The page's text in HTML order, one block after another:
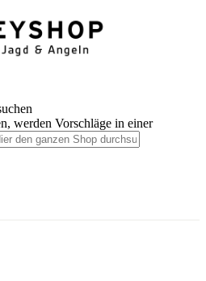
werden Vorschläge in einer